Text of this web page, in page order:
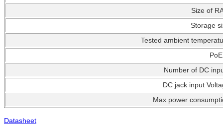
Size of
Storage
Tested ambient
Number of DC
DC jack input
Max power
Datasheet